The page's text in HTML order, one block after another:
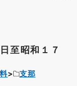
至昭和１７
支那